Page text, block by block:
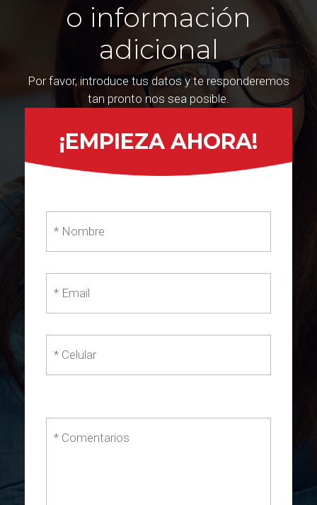
o información
adicional
Por favor, introduce tus datos y te responderemos
tan pronto nos sea posible.
¡EMPIEZA AHORA!